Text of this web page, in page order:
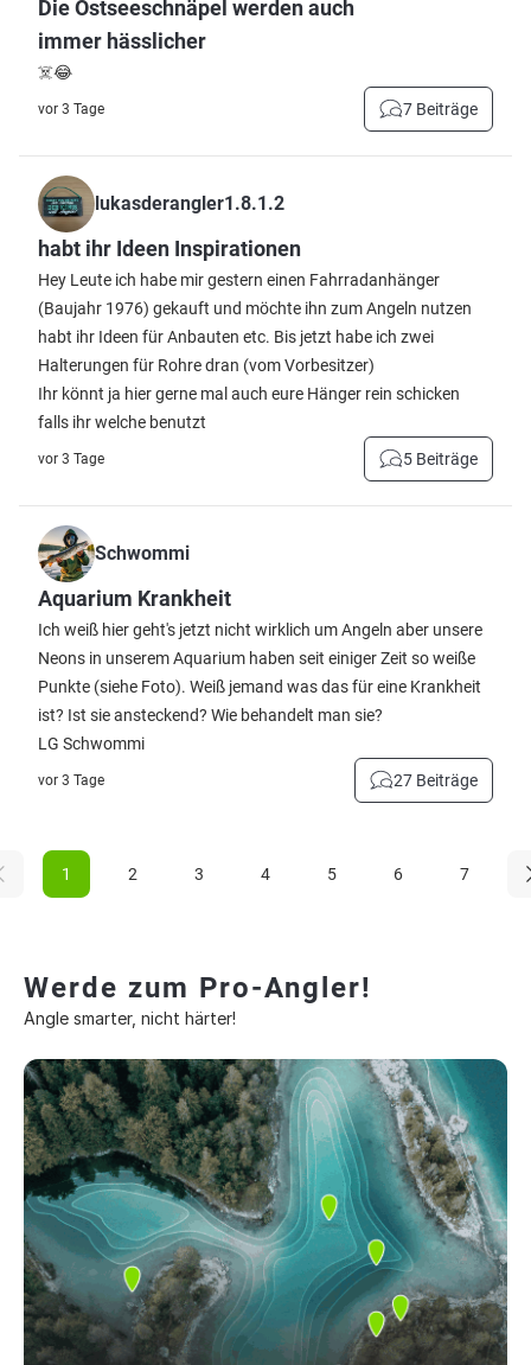
Die Ostseeschnäpel werden auch
immer hässlicher
☠️😂
vor 3 Tage 7 Beiträge
lukasderangler1.8.1.2
habt ihr Ideen Inspirationen
Hey Leute ich habe mir gestern einen Fahrradanhänger
(Baujahr 1976) gekauft und möchte ihn zum Angeln nutzen
habt ihr Ideen für Anbauten etc. Bis jetzt habe ich zwei
Halterungen für Rohre dran (vom Vorbesitzer)
Ihr könnt ja hier gerne mal auch eure Hänger rein schicken
falls ihr welche benutzt
vor 3 Tage 5 Beiträge
Schwommi
Aquarium Krankheit
Ich weiß hier geht's jetzt nicht wirklich um Angeln aber unsere
Neons in unserem Aquarium haben seit einiger Zeit so weiße
Punkte (siehe Foto). Weiß jemand was das für eine Krankheit
ist? Ist sie ansteckend? Wie behandelt man sie?
LG Schwommi
vor 3 Tage 27 Beiträge
1 2 3 4 5 6 7
Werde zum Pro-Angler!
Angle smarter, nicht härter!